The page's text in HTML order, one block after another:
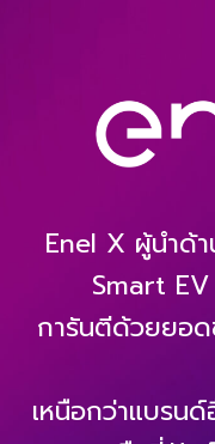
Enel X ผู้นำด้
Smart
การันตีด้วยยอ
เหนือกว่าแบรน